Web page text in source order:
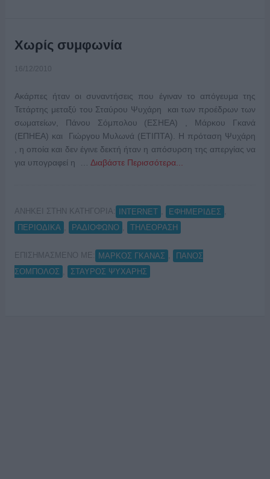
Χωρίς συμφωνία
16/12/2010
Ακάρπες ήταν οι συναντήσεις που έγιναν το απόγευμα της
Τετάρτης μεταξύ του Σταύρου Ψυχάρη και των προέδρων των
σωματείων, Πάνου Σόμπολου (ΕΣΗΕΑ) , Μάρκου Γκανά
(ΕΠΗΕΑ) και Γιώργου Μυλωνά (ΕΤΙΠΤΑ). Η πρόταση Ψυχάρη
, η οποία και δεν έγινε δεκτή ήταν η απόσυρση της απεργίας να
για υπογραφεί η … Διαβάστε Περισσότερα...
ΑΝΗΚΕΙ ΣΤΗΝ ΚΑΤΗΓΟΡΙΑ: INTERNET ΕΦΗΜΕΡΙΔΕΣ
ΠΕΡΙΟΔΙΚΑ
ΡΑΔΙΟΦΩΝΟ ΤΗΛΕΟΡΑΣΗ
ΕΠΙΣΗΜΑΣΜΕΝΟ ΜΕ: ΜΑΡΚΟΣ ΓΚΑΝΑΣ
ΠΑΝΟΣ
ΣΟΜΠΟΛΟΣ
ΣΤΑΥΡΟΣ ΨΥΧΑΡΗΣ